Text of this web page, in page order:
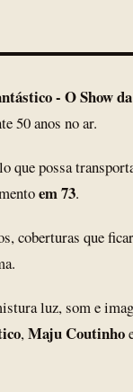
- O Show
50 anos no ar.
que possa
em 73.
coberturas que
luz, som e
,Maju Coutinho